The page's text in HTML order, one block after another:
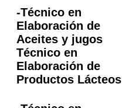
-Técnico en
Elaboración de
Aceites y jugos
Técnico en
Elaboración de
Productos Lácteos